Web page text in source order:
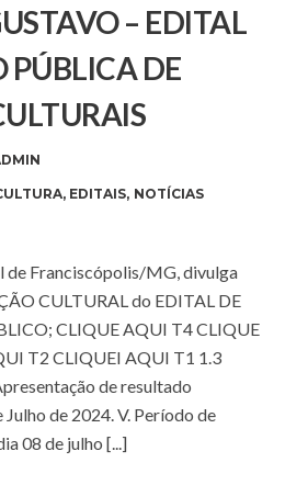
– EDITAL
PÚBLICA DE
, EDITAIS, NOTÍCIAS
Franciscópolis/MG, divulga
CULTURAL do EDITAL DE
CLIQUE AQUI T4 CLIQUE
T2 CLIQUEI AQUI T1 1.3
de resultado
de 2024. V. Período de
08 de julho [...]